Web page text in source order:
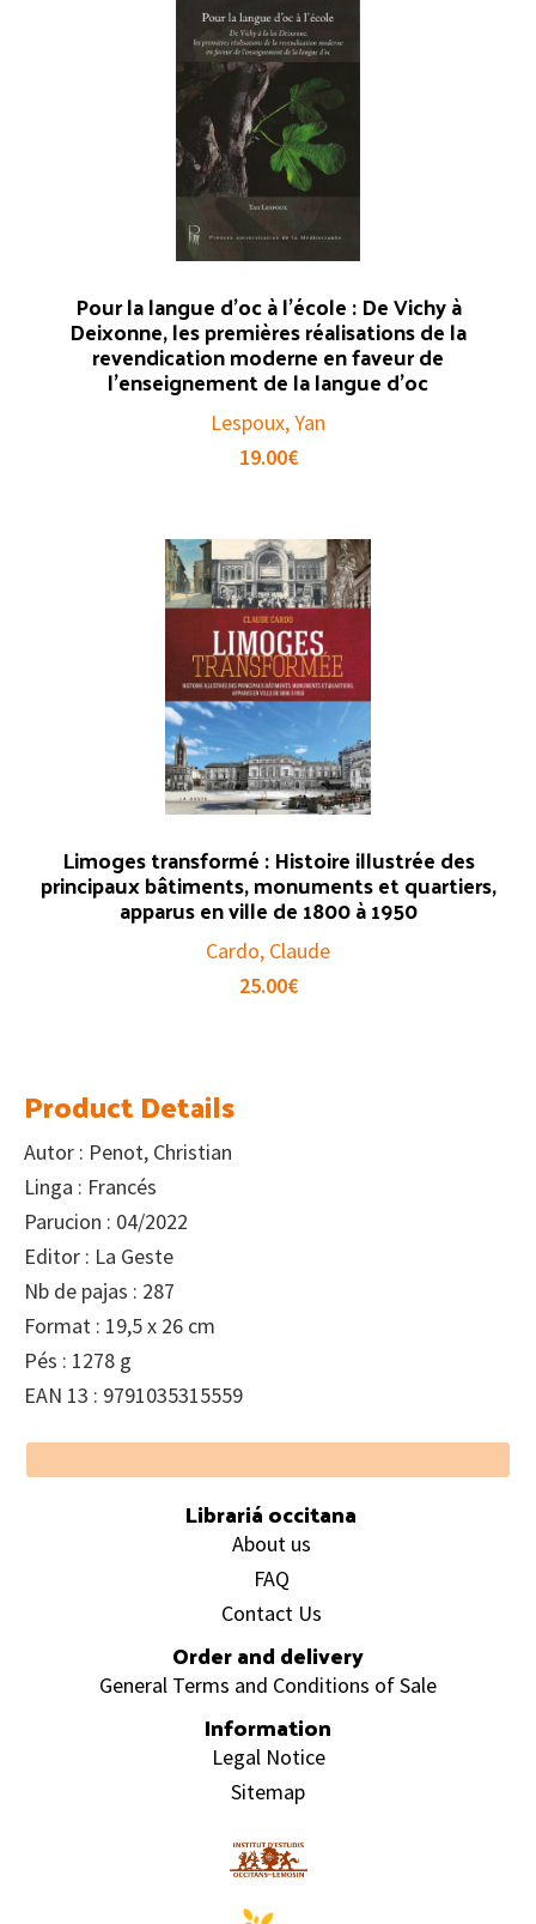
Pour la langue d’oc à l’école : De Vichy à
Deixonne, les premières réalisations de la
revendication moderne en faveur de
l’enseignement de la langue d’oc
Lespoux, Yan
19.00€
Limoges transformé : Histoire illustrée des
principaux bâtiments, monuments et quartiers,
apparus en ville de 1800 à 1950
Cardo, Claude
25.00€
Product Details
Autor : Penot, Christian
Linga : Francés
Parucion : 04/2022
Editor : La Geste
Nb de pajas : 287
Format : 19,5 x 26 cm
Pés : 1278 g
EAN 13 : 9791035315559
Footer
Librariá occitana
About us
FAQ
Contact Us
Order and delivery
General Terms and Conditions of Sale
Information
Legal Notice
Sitemap